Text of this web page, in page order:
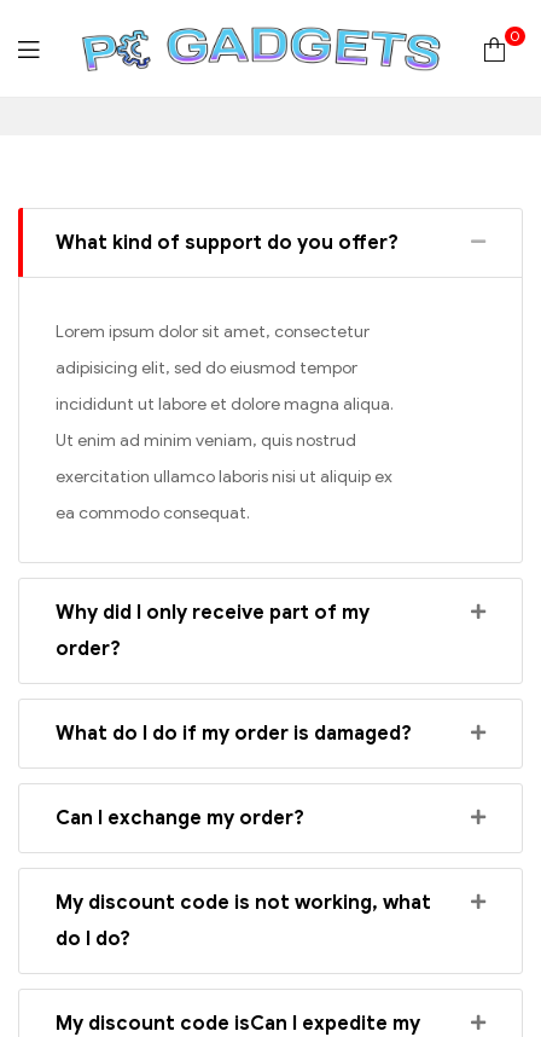
Plus
|
Hardware
|
Αναλώσιμα
0
What kind of support do you offer?
Lorem ipsum dolor sit amet, consectetur
adipisicing elit, sed do eiusmod tempor
incididunt ut labore et dolore magna aliqua.
Ut enim ad minim veniam, quis nostrud
exercitation ullamco laboris nisi ut aliquip ex
ea commodo consequat.
Why did I only receive part of my
order?
What do I do if my order is damaged?
Can I exchange my order?
My discount code is not working, what
do I do?
My discount code isCan I expedite my